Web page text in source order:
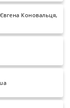
Коновальця,